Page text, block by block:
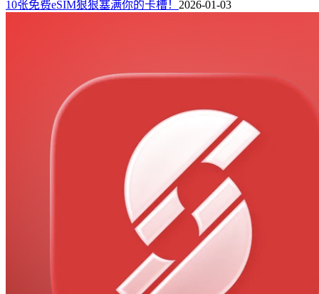
10张免费eSIM狠狠塞满你的卡槽！ 2026-01-03